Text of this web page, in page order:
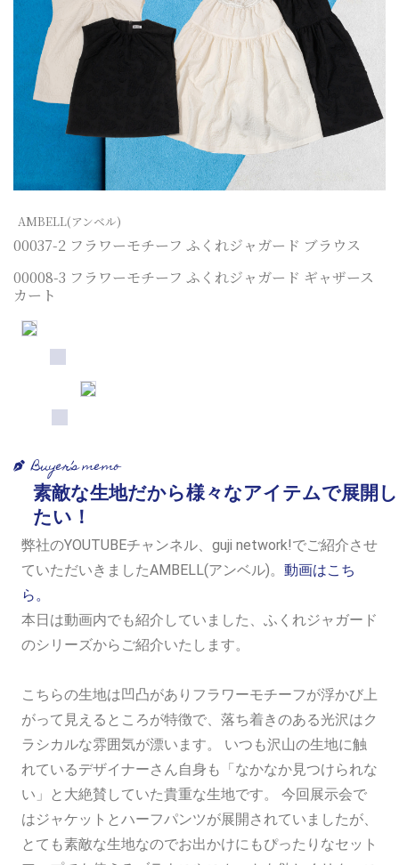
AMBELL(アンベル)
00037-2 フラワーモチーフ ふくれジャガード ブラウス
00008-3 フラワーモチーフ ふくれジャガード ギャザース
カート
Buyer’s memo
素敵な生地だから様々なアイテムで展開し
たい！
弊社のYOUTUBEチャンネル、guji network!でご紹介させ
ていただいきましたAMBELL(アンベル)。 動画はこち
ら。
本日は動画内でも紹介していました、ふくれジャガード
のシリーズからご紹介いたします。
こちらの生地は凹凸がありフラワーモチーフが浮かび上
がって見えるところが特徴で、落ち着きのある光沢はク
ラシカルな雰囲気が漂います。 いつも沢山の生地に触
れているデザイナーさん自身も「なかなか見つけられな
い」と大絶賛していた貴重な生地です。 今回展示会で
はジャケットとハーフパンツが展開されていましたが、
とても素敵な生地なのでお出かけにもぴったりなセット